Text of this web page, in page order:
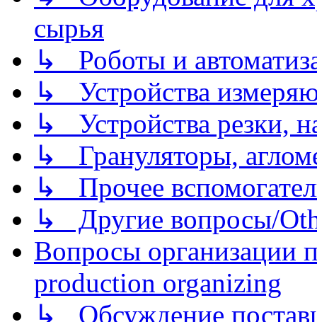
сырья
↳ Роботы и
↳ Устройства
↳ Устройства резки,
↳ Грануляторы,
↳ Прочее
↳ Другие вопросы/
Вопросы организации
production organizing
↳ Обсуждение